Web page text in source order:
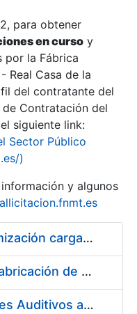
para obtener
en curso y
por la Fábrica
Real Casa de la
del contratante del
de Contratación del
siguiente link:
Sector Público
)
y algunos
Pliego condiciones optimización cargas compras firmado
Acuerdo marco para la fabricación de piezas
Suministro de Protectores Auditivos a medida para las personas trabajadoras de los Centros de Trabajo de Madrid y Burgos